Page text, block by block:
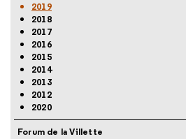
2019
2018
2017
2016
2015
2014
2013
2012
2020
Forum de la Villette